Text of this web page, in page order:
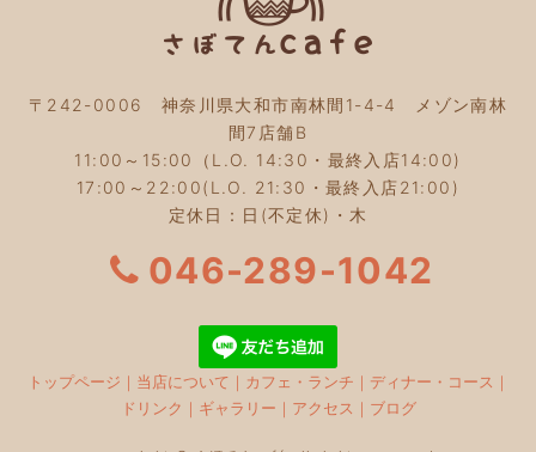
2023年6月(5)
2023年5月 (2)
2023年4月 (2)
2023年2月(4)
2023年1月(3)
2022年12月(4)
2022年11月(4)
2022年10月 (4)
2022年8月(3)
2022年6月(3)
2022年5月(3)
2022年4月(5)
2022年3月 (3)
〒242-0006 神奈川県大和市南林間1-4-4 メゾン南林
間7店舗B
11:00～15:00（L.O. 14:30・最終入店14:00)
17:00～22:00(L.O. 21:30・最終入店21:00)
定休日：日(不定休)・木
046-289-1042
トップページ ｜ 当店について ｜ カフェ・ランチ ｜ ディナー・コース ｜
ドリンク ｜ ギャラリー ｜ アクセス ｜ ブログ